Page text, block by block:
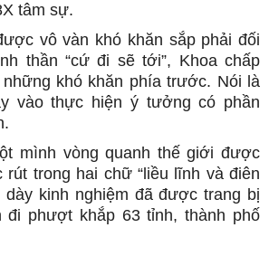
tâm sự.
vô vàn khó khăn sắp phải đối
thần “cứ đi sẽ tới”, Khoa chấp
khó khăn phía trước. Nói là
vào thực hiện ý tưởng có phần
mình vòng quanh thế giới được
rút trong hai chữ “liều lĩnh và điên
dày kinh nghiệm đã được trang bị
đi phượt khắp 63 tỉnh, thành phố